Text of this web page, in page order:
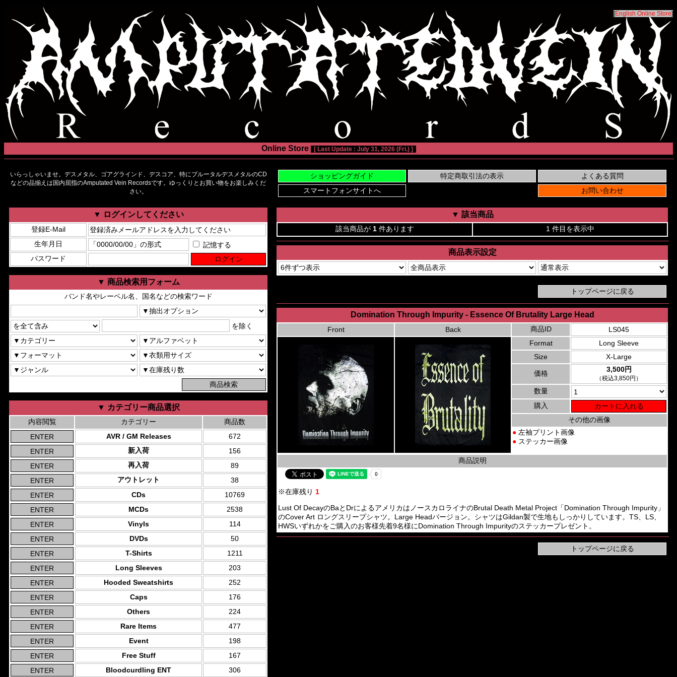
[English Online Store]
Online Store [ Last Update : July 31, 2026 (Fri.) ]
いらっしゃいませ。デスメタル、ゴアグラインド、デスコア、特にブルータルデスメタルのCD
などの品揃えは国内屈指のAmputated Vein Recordsです。ゆっくりとお買い物をお楽しみくだ
さい。
▼ ログインしてください
登録E-Mail
生年月日
記憶する
パスワード
▼ 商品検索用フォーム
バンド名やレーベル名、国名などの検索ワード
を除く
▼ カテゴリー商品選択
内容閲覧 カテゴリー
商品数
AVR / GM Releases
672
新入荷
156
再入荷
89
アウトレット
38
CDs
10769
MCDs
2538
Vinyls
114
DVDs
50
T-Shirts
1211
Long Sleeves
203
Hooded Sweatshirts
252
Caps
176
Others
224
Rare Items
477
Event
198
Free Stuff
167
Bloodcurdling ENT
306
▼ 該当商品
該当商品が 1 件あります 1 件目を表示中
商品表示設定
Domination Through Impurity - Essence Of Brutality Large Head
Front Back 商品ID
LS045
Format
Long Sleeve
Size
X-Large
価格 3,500円
（税込3,850円）
数量
購入
その他の画像
● 左袖プリント画像
● ステッカー画像
商品説明
※在庫残り 1
Lust Of DecayのBaとDrによるアメリカはノースカロライナのBrutal Death Metal Project「Domination Through Impurity」
のCover Art ロングスリープシャツ。Large Headバージョン。シャツはGildan製で生地もしっかりしています。TS、LS、
HWSいずれかをご購入のお客様先着9名様にDomination Through Impurityのステッカープレゼント。